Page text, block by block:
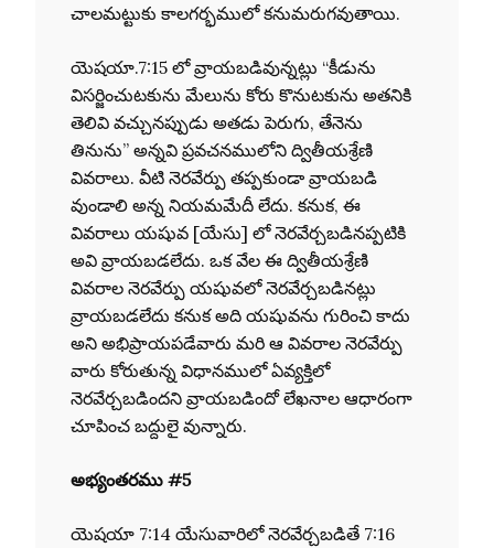
చాలమట్టుకు కాలగర్భములో కనుమరుగవుతాయి.
యెషయా.7:15 లో వ్రాయబడివున్నట్లు “కీడును
విసర్జించుటకును మేలును కోరు కొనుటకును అతనికి
తెలివి వచ్చునప్పుడు అతడు పెరుగు, తేనెను
తినును” అన్నవి ప్రవచనములోని ద్వితీయశ్రేణి
వివరాలు. వీటి నెరవేర్పు తప్పకుండా వ్రాయబడి
వుండాలి అన్న నియమమేదీ లేదు. కనుక, ఈ
వివరాలు యషువ [యేసు] లో నెరవేర్చబడినప్పటికి
అవి వ్రాయబడలేదు. ఒక వేల ఈ ద్వితీయశ్రేణి
వివరాల నెరవేర్పు యషువలో నెరవేర్చబడినట్లు
వ్రాయబడలేదు కనుక అది యషువను గురించి కాదు
అని అభిప్రాయపడేవారు మరి ఆ వివరాల నెరవేర్పు
వారు కోరుతున్న విధానములో ఏవ్యక్తిలో
నెరవేర్చబడిందని వ్రాయబడిందో లేఖనాల ఆధారంగా
చూపించ బద్దులై వున్నారు.
అభ్యంతరము #5
యెషయా 7:14 యేసువారిలో నెరవేర్చబడితే 7:16